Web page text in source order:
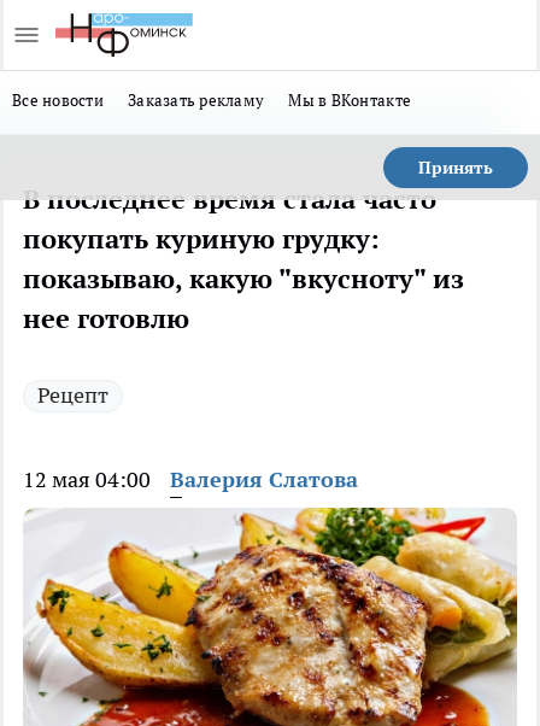
Все новости Заказать рекламу Мы в ВКонтакте
Принять
В последнее время стала часто
покупать куриную грудку:
показываю, какую "вкусноту" из
нее готовлю
Рецепт
12 мая 04:00 Валерия Слатова